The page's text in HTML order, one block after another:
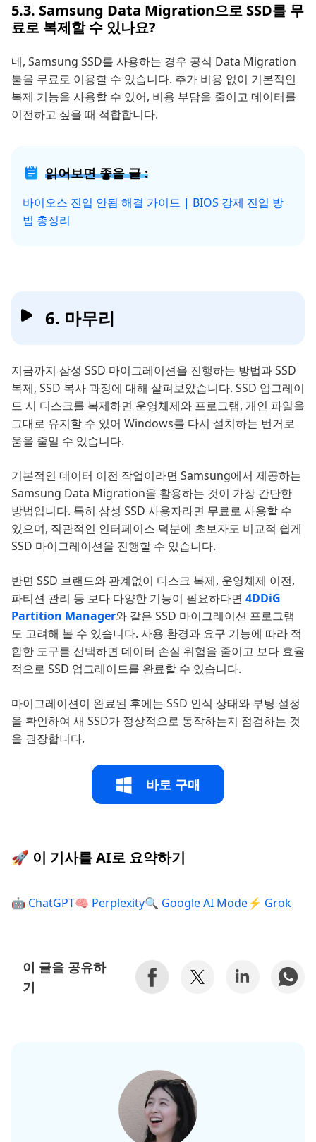
5.3. Samsung Data Migration으로 SSD를 무
료로 복제할 수 있나요?
네, Samsung SSD를 사용하는 경우 공식 Data Migration
툴을 무료로 이용할 수 있습니다. 추가 비용 없이 기본적인
복제 기능을 사용할 수 있어, 비용 부담을 줄이고 데이터를
이전하고 싶을 때 적합합니다.
읽어보면 좋을 글 :
바이오스 진입 안됨 해결 가이드 | BIOS 강제 진입 방
법 총정리
6. 마무리
지금까지 삼성 SSD 마이그레이션을 진행하는 방법과 SSD
복제, SSD 복사 과정에 대해 살펴보았습니다. SSD 업그레이
드 시 디스크를 복제하면 운영체제와 프로그램, 개인 파일을
그대로 유지할 수 있어 Windows를 다시 설치하는 번거로
움을 줄일 수 있습니다.
기본적인 데이터 이전 작업이라면 Samsung에서 제공하는
Samsung Data Migration을 활용하는 것이 가장 간단한
방법입니다. 특히 삼성 SSD 사용자라면 무료로 사용할 수
있으며, 직관적인 인터페이스 덕분에 초보자도 비교적 쉽게
SSD 마이그레이션을 진행할 수 있습니다.
반면 SSD 브랜드와 관계없이 디스크 복제, 운영체제 이전,
파티션 관리 등 보다 다양한 기능이 필요하다면 4DDiG
Partition Manager와 같은 SSD 마이그레이션 프로그램
도 고려해 볼 수 있습니다. 사용 환경과 요구 기능에 따라 적
합한 도구를 선택하면 데이터 손실 위험을 줄이고 보다 효율
적으로 SSD 업그레이드를 완료할 수 있습니다.
마이그레이션이 완료된 후에는 SSD 인식 상태와 부팅 설정
을 확인하여 새 SSD가 정상적으로 동작하는지 점검하는 것
을 권장합니다.
바로 구매
🚀 이 기사를 AI로 요약하기
🤖 ChatGPT🧠 Perplexity🔍 Google AI Mode⚡ Grok
이 글을 공유하
기